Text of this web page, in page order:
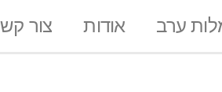
ערב אודות צור